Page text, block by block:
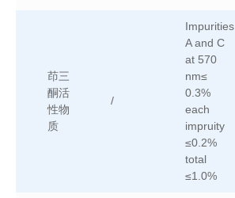
茚三
酮活
性物
质
/
Impurities
A and C
at 570
nm≤
0.3%
each
impruity
≤0.2%
total
≤1.0%